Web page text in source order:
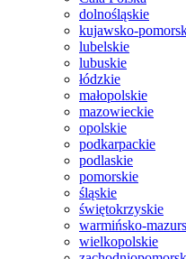
dolnośląskie
kujawsko-
lubelskie
lubuskie
łódzkie
małopolskie
mazowieckie
opolskie
podkarpackie
podlaskie
pomorskie
śląskie
świętokrzyskie
warmińsko-
wielkopolskie